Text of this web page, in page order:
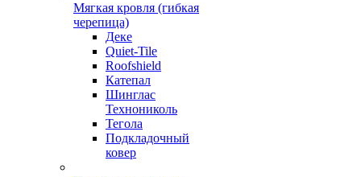
Мягкая кровля (гибкая
черепица)
Деке
Quiet-Tile
Roofshield
Катепал
Шинглас
Технониколь
Тегола
Подкладочный
ковер